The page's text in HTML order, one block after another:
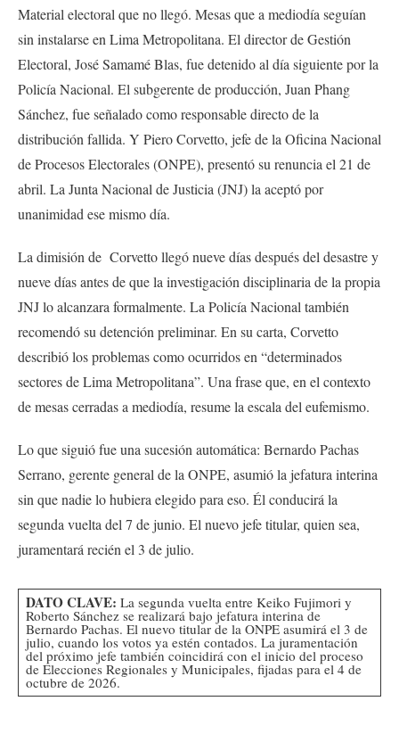
Material electoral que no llegó. Mesas que a mediodía seguían
sin instalarse en Lima Metropolitana. El director de Gestión
Electoral, José Samamé Blas, fue detenido al día siguiente por la
Policía Nacional. El subgerente de producción, Juan Phang
Sánchez, fue señalado como responsable directo de la
distribución fallida. Y Piero Corvetto, jefe de la Oficina Nacional
de Procesos Electorales (ONPE), presentó su renuncia el 21 de
abril. La Junta Nacional de Justicia (JNJ) la aceptó por
unanimidad ese mismo día.
La dimisión de Corvetto llegó nueve días después del desastre y
nueve días antes de que la investigación disciplinaria de la propia
JNJ lo alcanzara formalmente. La Policía Nacional también
recomendó su detención preliminar. En su carta, Corvetto
describió los problemas como ocurridos en “determinados
sectores de Lima Metropolitana”. Una frase que, en el contexto
de mesas cerradas a mediodía, resume la escala del eufemismo.
Lo que siguió fue una sucesión automática: Bernardo Pachas
Serrano, gerente general de la ONPE, asumió la jefatura interina
sin que nadie lo hubiera elegido para eso. Él conducirá la
segunda vuelta del 7 de junio. El nuevo jefe titular, quien sea,
juramentará recién el 3 de julio.
DATO CLAVE: La segunda vuelta entre Keiko Fujimori y
Roberto Sánchez se realizará bajo jefatura interina de
Bernardo Pachas. El nuevo titular de la ONPE asumirá el 3 de
julio, cuando los votos ya estén contados. La juramentación
del próximo jefe también coincidirá con el inicio del proceso
de Elecciones Regionales y Municipales, fijadas para el 4 de
octubre de 2026.